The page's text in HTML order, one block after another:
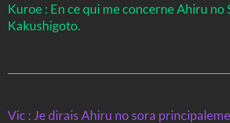
Kuroe : En ce qui me concerne Ahiru no
Kakushigoto.
Vic : Je dirais Ahiru no sora